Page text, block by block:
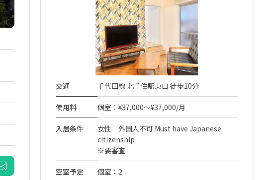
交通 千代田線 北千住駅東口 徒歩10分
使用料 個室：¥37,000～¥37,000/月
入居条件
女性 外国人不可 Must have Japanese
citizenship
※要審査
空室予定 個室：2